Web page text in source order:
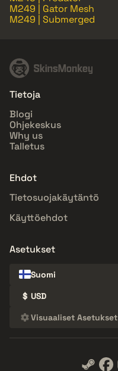
M249 | Gator Mesh
M249 | Submerged
Tietoja
Blogi
Ohjekeskus
Why us
Talletus
Ehdot
Tietosuojakäytäntö
Käyttöehdot
Asetukset
Suomi
$ USD
Visuaaliset Asetukset